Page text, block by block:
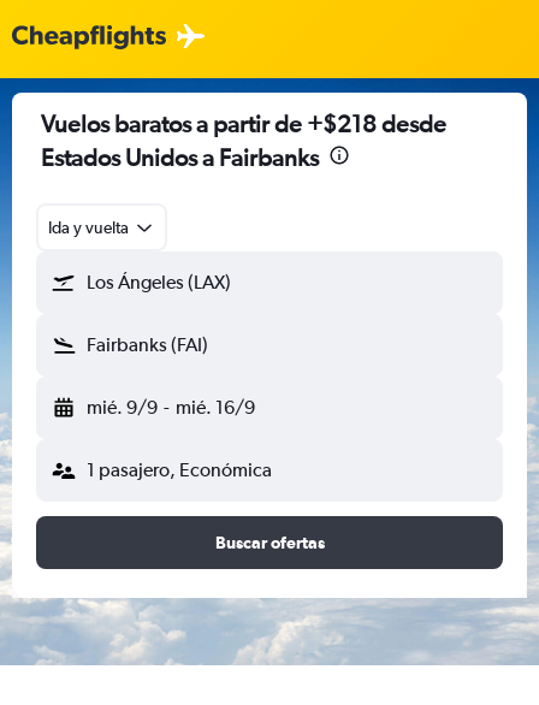
Vuelos baratos a partir de +$218 desde
Estados Unidos a Fairbanks
Ida y vuelta
Los Ángeles (LAX)
Fairbanks (FAI)
mié. 9/9 - mié. 16/9
1 pasajero, Económica
Buscar ofertas